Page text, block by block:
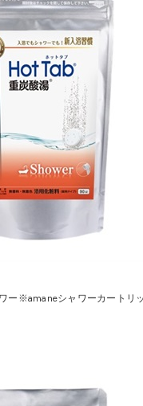
ー※amaneシャワーカート